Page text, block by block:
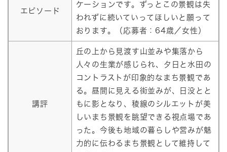
エピソード
ケーションです。ずっとこの景観は失
われずに続いていってほしいと願って
おります。（応募者：64歳／女性）
講評
丘の上から見渡す山並みや集落から
人々の生業が感じられ、夕日と水田の
コントラストが印象的なまち景観であ
る。昼間に見える街並みが、日没とと
もに影となり、稜線のシルエットが美
しいまち景観を眺望できる視点場であ
った。今後も地域の暮らしや営みが魅
力的に伝わるまち景観として維持して